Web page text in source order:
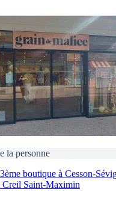
la personne
boutique à Cesson-
Creil Saint-Maximin